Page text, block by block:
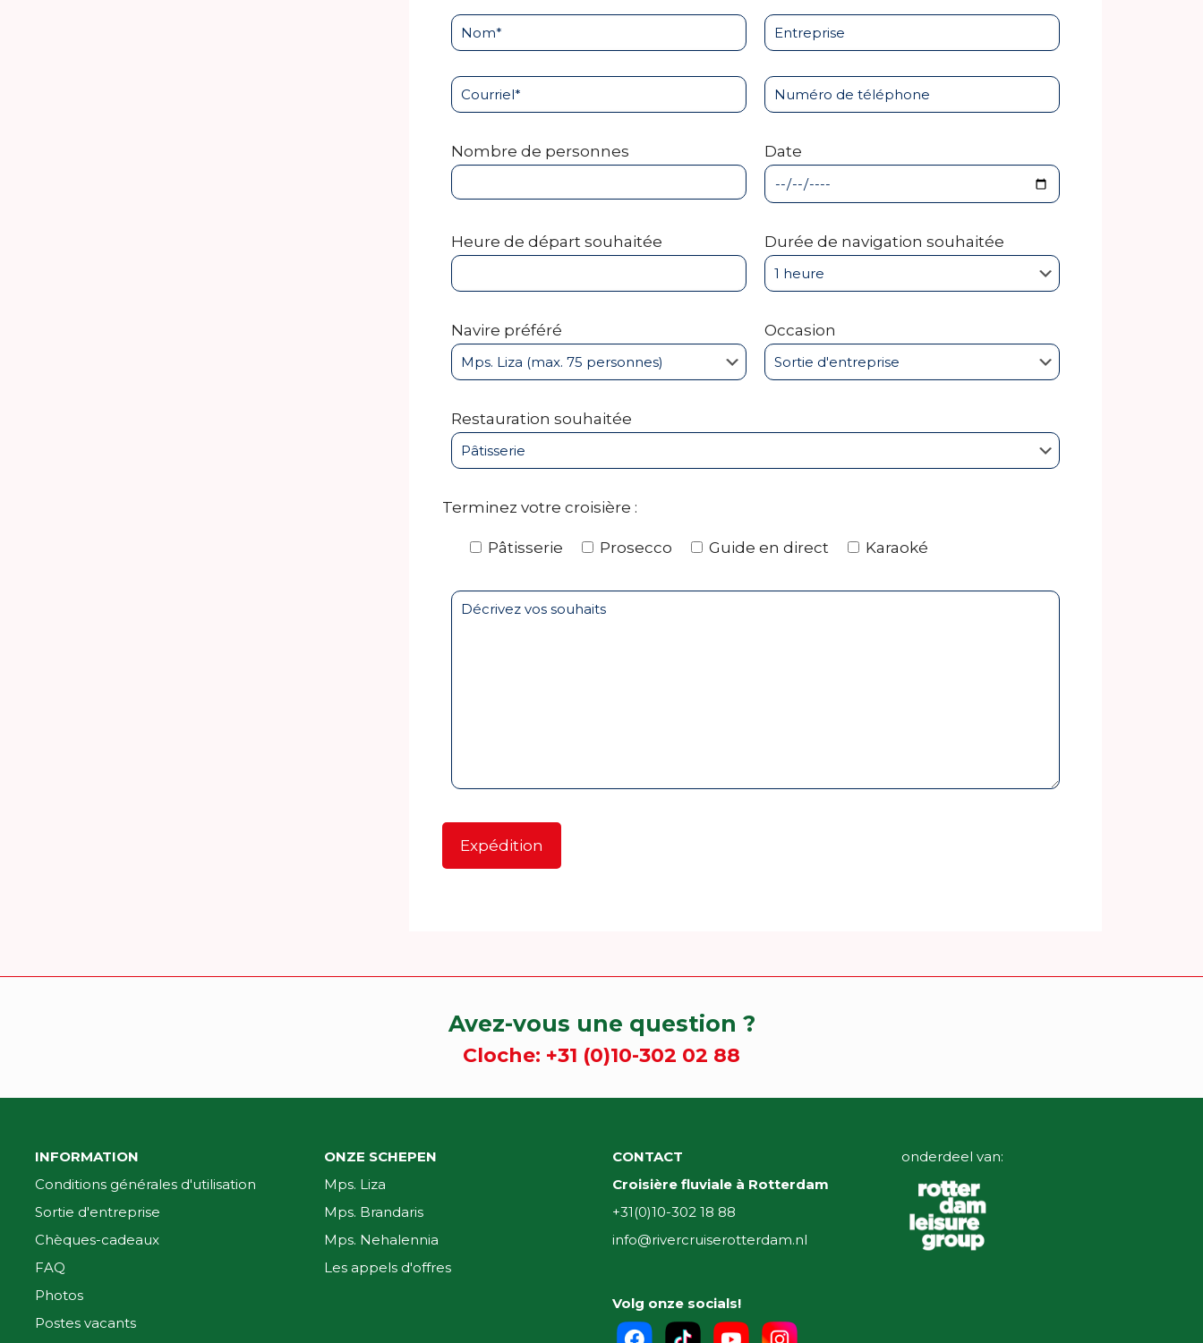
Nombre de personnes Date
Heure de départ souhaitée Durée de navigation souhaitée
Navire préféré Occasion
Restauration souhaitée
Terminez votre croisière :
Pâtisserie Prosecco Guide en direct Karaoké
Avez-vous une question ?
Cloche: +31 (0)10-302 02 88
INFORMATION
Conditions générales d'utilisation
Sortie d'entreprise
Chèques-cadeaux
FAQ
Photos
Postes vacants
ONZE SCHEPEN
Mps. Liza
Mps. Brandaris
Mps. Nehalennia
Les appels d'offres
CONTACT
Croisière fluviale à Rotterdam
+31(0)10-302 18 88
info@rivercruiserotterdam.nl
Volg onze socials!
onderdeel van: